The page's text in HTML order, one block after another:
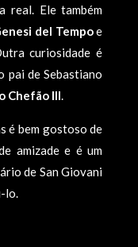
real. Ele também
del Tempoe
curiosidade é
pai de Sebastiano
Chefão III.
é bem gostoso de
amizade e é um
de San Giovani
lo.